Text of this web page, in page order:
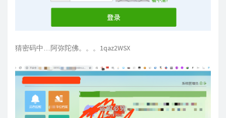
猜密码中…阿弥陀佛。。。1qaz2WSX